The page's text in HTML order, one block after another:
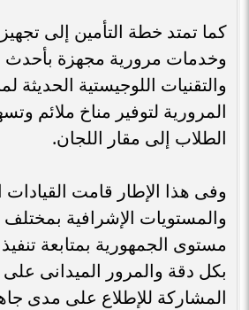
كما تمتد خطة التأمين إلى
وخدمات مرورية مجهزة بأحدث
والتقنيات اللوجيستية الحديثة
المرورية لتوفير مناخ ملائم
الطلاب إلى مقار اللجان.
وفى هذا الإطار قامت القيادات
والمستويات الإشرافية
مستوى الجمهورية بمتابعة
بكل دقة والمرور الميدانى
المشاركة للإطلاع على مدى